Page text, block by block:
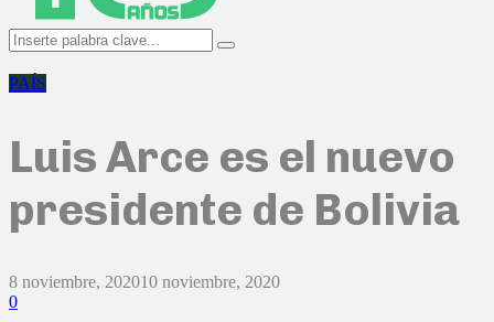
Search
for:
Search
PAÍS
Luis Arce es el nuevo
presidente de Bolivia
8 noviembre, 202010 noviembre, 2020
0